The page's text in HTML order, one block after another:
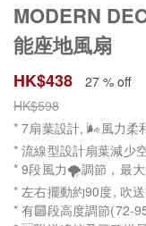
MODERN
能座地風扇
HK$438
27 % off
HK$598
* 7扇葉設計, 🌬️風力柔
* 流線型設計扇葉減少
* 9段風力🌪️調節，最
* 左右擺動約90度, 吹
* 有🔟段高度調節(72-